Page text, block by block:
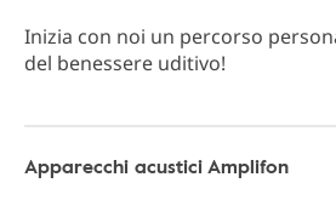
Inizia con noi un percorso
del benessere uditivo!
Apparecchi acustici Amplifon